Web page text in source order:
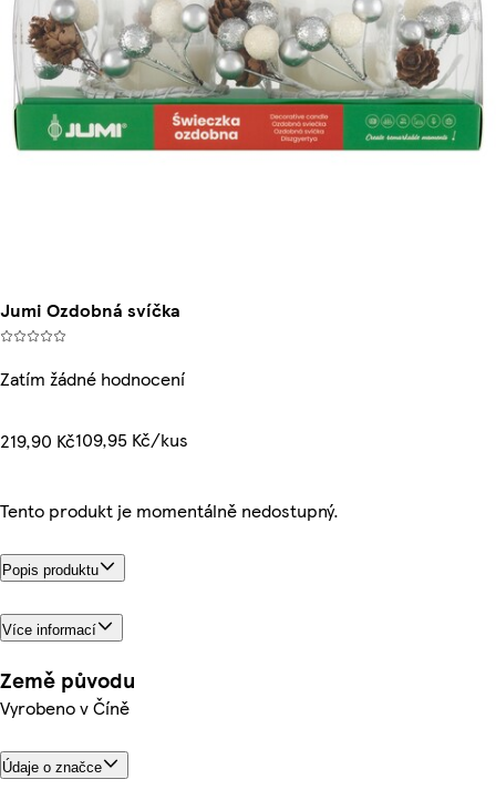
Jumi Ozdobná svíčka
Zatím žádné hodnocení
219,90 Kč109,95 Kč/kus
Tento produkt je momentálně nedostupný.
Popis produktu
Více informací
Země původu
Vyrobeno v Číně
Údaje o značce